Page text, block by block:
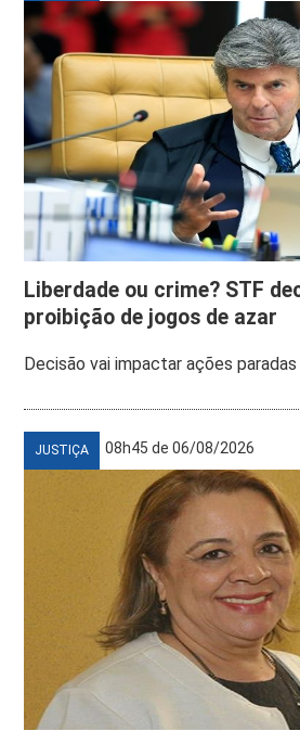
Liberdade ou crime? STF
proibição de jogos de azar
Decisão vai impactar ações
JUSTIÇA 08h45 de 06/08/2026